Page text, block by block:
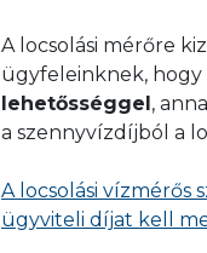
További
az üzembe
kötést
a locsolási
az átadásra
nem pedig a
A locsolási mérőre
ügyfeleinknek, hogy
lehetősséggel,
a szennyvízdíjból a
A locsolási
ügyviteli díjat kell